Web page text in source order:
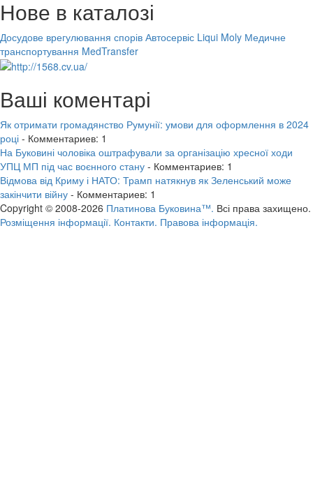
Нове в каталозі
Досудове врегулювання спорів Автосервіс Liqui Moly Медичне
транспортування MedTransfer
Ваші коментарі
Як отримати громадянство Румунії: умови для оформлення в 2024
році - Комментариев: 1
На Буковині чоловіка оштрафували за організацію хресної ходи
УПЦ МП під час воєнного стану - Комментариев: 1
Відмова від Криму і НАТО: Трамп натякнув як Зеленський може
закінчити війну - Комментариев: 1
Copyright © 2008-2026 Платинова Буковина™. Всі права захищено.
Розміщення інформації. Контакти. Правова інформація.